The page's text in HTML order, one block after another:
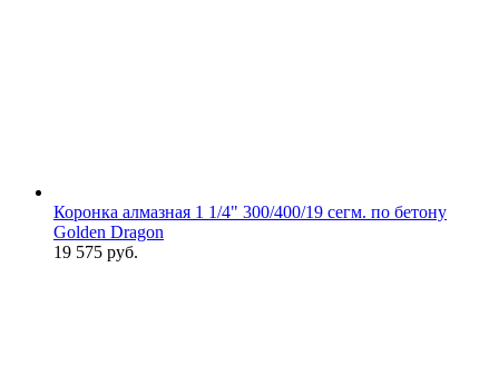
Коронка алмазная 1 1/4" 300/400/19 сегм. по бетону
Golden Dragon
19 575 руб.